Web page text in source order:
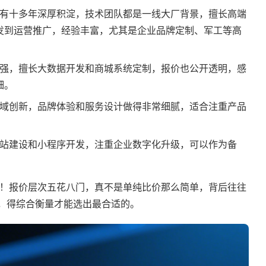
多年深厚积淀，技术团队都是一线大厂背景，擅长高端
运营推广，经验丰富，尤其是企业品牌定制、军工等高
擅长大数据开发和商城系统定制，报价也公开透明，感
新，品牌体验和服务设计做得非常细腻，适合注重产品
设和小程序开发，注重企业数字化升级，可以作为备
报价层次五花八门，真不是单纯比价那么简单，背后往往
得综合衡量才能选出最合适的。